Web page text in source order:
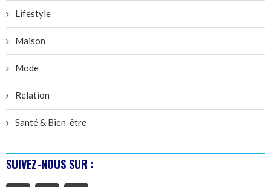
Lifestyle
Maison
Mode
Relation
Santé & Bien-être
SUIVEZ-NOUS SUR :